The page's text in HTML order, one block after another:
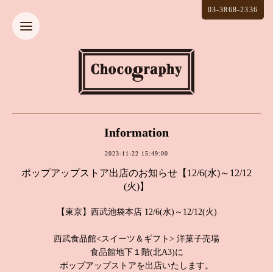
03-3868-2336
Information
2023-11-22 15:49:00
ポップアップストア出店のお知らせ【12/6(水)～12/12
(火)】
【東京】西武池袋本店 12/6(水)～12/12(火)
西武食品館<スイーツ＆ギフト> 洋菓子売場
食品館地下１階(北A3)に
ポップアップストアを出店いたします。